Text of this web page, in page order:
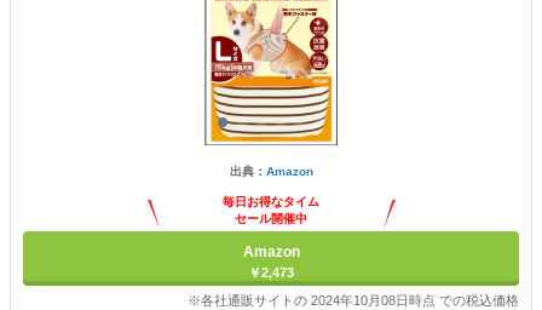
出典： Amazon
毎日お得なタイム
セール開催中
Amazon
￥2,473
※各社通販サイトの 2024年10月08日時点 での税込価格